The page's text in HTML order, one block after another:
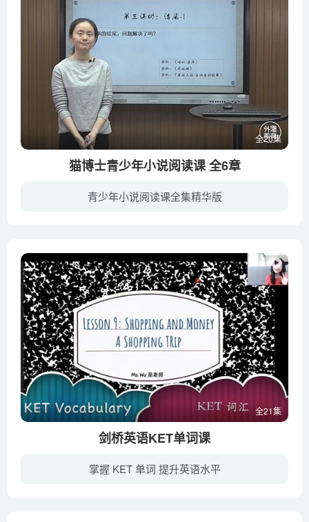
全20集
猫博士青少年小说阅读课 全6章
青少年小说阅读课全集精华版
全21集
剑桥英语KET单词课
掌握 KET 单词 提升英语水平